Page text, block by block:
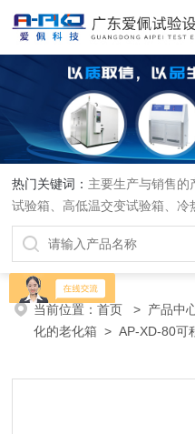
热门关键词： 主要生产与销售的
试验箱、高低温交变试验箱、
老化箱、恒温恒湿实验室、沙
箱、各种振动试验台、拉力试
插拔力试验机、按健寿命试验机
当前位置：首页 > 产品中
化的老化箱 > AP-XD-80可